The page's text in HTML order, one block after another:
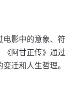
电影中的意象、符
《阿甘正传》通过
迁和人生哲理。